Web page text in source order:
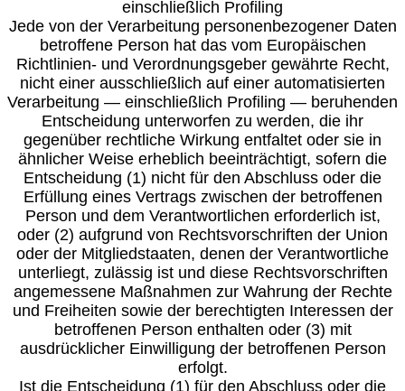
einschließlich Profiling
Jede von der Verarbeitung personenbezogener Daten
betroffene Person hat das vom Europäischen
Richtlinien- und Verordnungsgeber gewährte Recht,
nicht einer ausschließlich auf einer automatisierten
Verarbeitung — einschließlich Profiling — beruhenden
Entscheidung unterworfen zu werden, die ihr
gegenüber rechtliche Wirkung entfaltet oder sie in
ähnlicher Weise erheblich beeinträchtigt, sofern die
Entscheidung (1) nicht für den Abschluss oder die
Erfüllung eines Vertrags zwischen der betroffenen
Person und dem Verantwortlichen erforderlich ist,
oder (2) aufgrund von Rechtsvorschriften der Union
oder der Mitgliedstaaten, denen der Verantwortliche
unterliegt, zulässig ist und diese Rechtsvorschriften
angemessene Maßnahmen zur Wahrung der Rechte
und Freiheiten sowie der berechtigten Interessen der
betroffenen Person enthalten oder (3) mit
ausdrücklicher Einwilligung der betroffenen Person
erfolgt.
Ist die Entscheidung (1) für den Abschluss oder die